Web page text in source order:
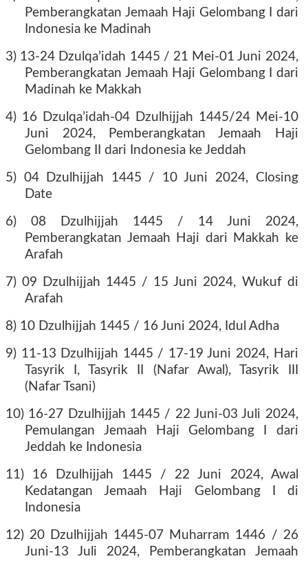
Pemberangkatan Jemaah Haji Gelombang I dari
Indonesia ke Madinah
3) 13-24 Dzulqa’idah 1445 / 21 Mei-01 Juni 2024,
Pemberangkatan Jemaah Haji Gelombang I dari
Madinah ke Makkah
4) 16 Dzulqa’idah-04 Dzulhijjah 1445/24 Mei-10
Juni 2024, Pemberangkatan Jemaah Haji
Gelombang II dari Indonesia ke Jeddah
5) 04 Dzulhijjah 1445 / 10 Juni 2024, Closing
Date
6) 08 Dzulhijjah 1445 / 14 Juni 2024,
Pemberangkatan Jemaah Haji dari Makkah ke
Arafah
7) 09 Dzulhijjah 1445 / 15 Juni 2024, Wukuf di
Arafah
8) 10 Dzulhijjah 1445 / 16 Juni 2024, Idul Adha
9) 11-13 Dzulhijjah 1445 / 17-19 Juni 2024, Hari
Tasyrik I, Tasyrik II (Nafar Awal), Tasyrik III
(Nafar Tsani)
10) 16-27 Dzulhijjah 1445 / 22 Juni-03 Juli 2024,
Pemulangan Jemaah Haji Gelombang I dari
Jeddah ke Indonesia
11) 16 Dzulhijjah 1445 / 22 Juni 2024, Awal
Kedatangan Jemaah Haji Gelombang I di
Indonesia
12) 20 Dzulhijjah 1445-07 Muharram 1446 / 26
Juni-13 Juli 2024, Pemberangkatan Jemaah